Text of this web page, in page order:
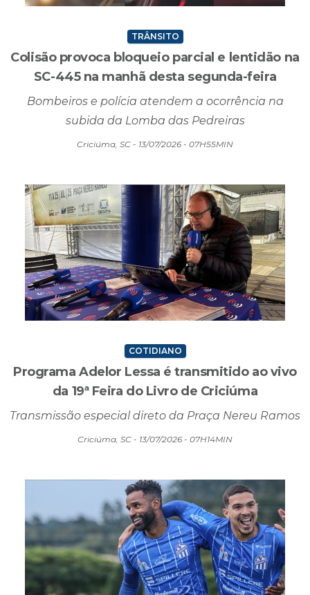
TRÂNSITO
Colisão provoca bloqueio parcial e lentidão na
SC-445 na manhã desta segunda-feira
Bombeiros e polícia atendem a ocorrência na
subida da Lomba das Pedreiras
Criciúma, SC - 13/07/2026 - 07H55MIN
COTIDIANO
Programa Adelor Lessa é transmitido ao vivo
da 19ª Feira do Livro de Criciúma
Transmissão especial direto da Praça Nereu Ramos
Criciúma, SC - 13/07/2026 - 07H14MIN